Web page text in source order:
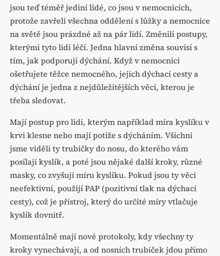
jsou teď téměř jediní lidé, co jsou v nemocnicích,
protože zavřeli všechna oddělení s lůžky a nemocnice
na světě jsou prázdné až na pár lidí. Změnili postupy,
kterými tyto lidi léčí. Jedna hlavní změna souvisí s
tím, jak podporují dýchání. Když v nemocnici
ošetřujete těžce nemocného, jejich dýchací cesty a
dýchání je jedna z nejdůležitějších věcí, kterou je
třeba sledovat.
Mají postup pro lidi, kterým například míra kyslíku v
krvi klesne nebo mají potíže s dýcháním. Všichni
jsme viděli ty trubičky do nosu, do kterého vám
posílají kyslík, a poté jsou nějaké další kroky, různé
masky, co zvyšují míru kyslíku. Pokud jsou ty věci
neefektivní, použijí PAP (pozitivní tlak na dýchací
cesty), což je přístroj, který do určité míry vtlačuje
kyslík dovnitř.
Momentálně mají nové protokoly, kdy všechny ty
kroky vynechávají, a od nosních trubiček jdou přímo